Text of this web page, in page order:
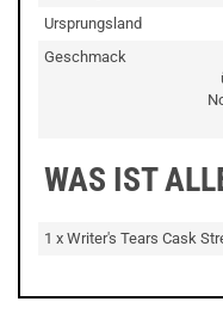
Ursprungsland
Geschmack
WAS IST
1 x Writer's Tears Cask